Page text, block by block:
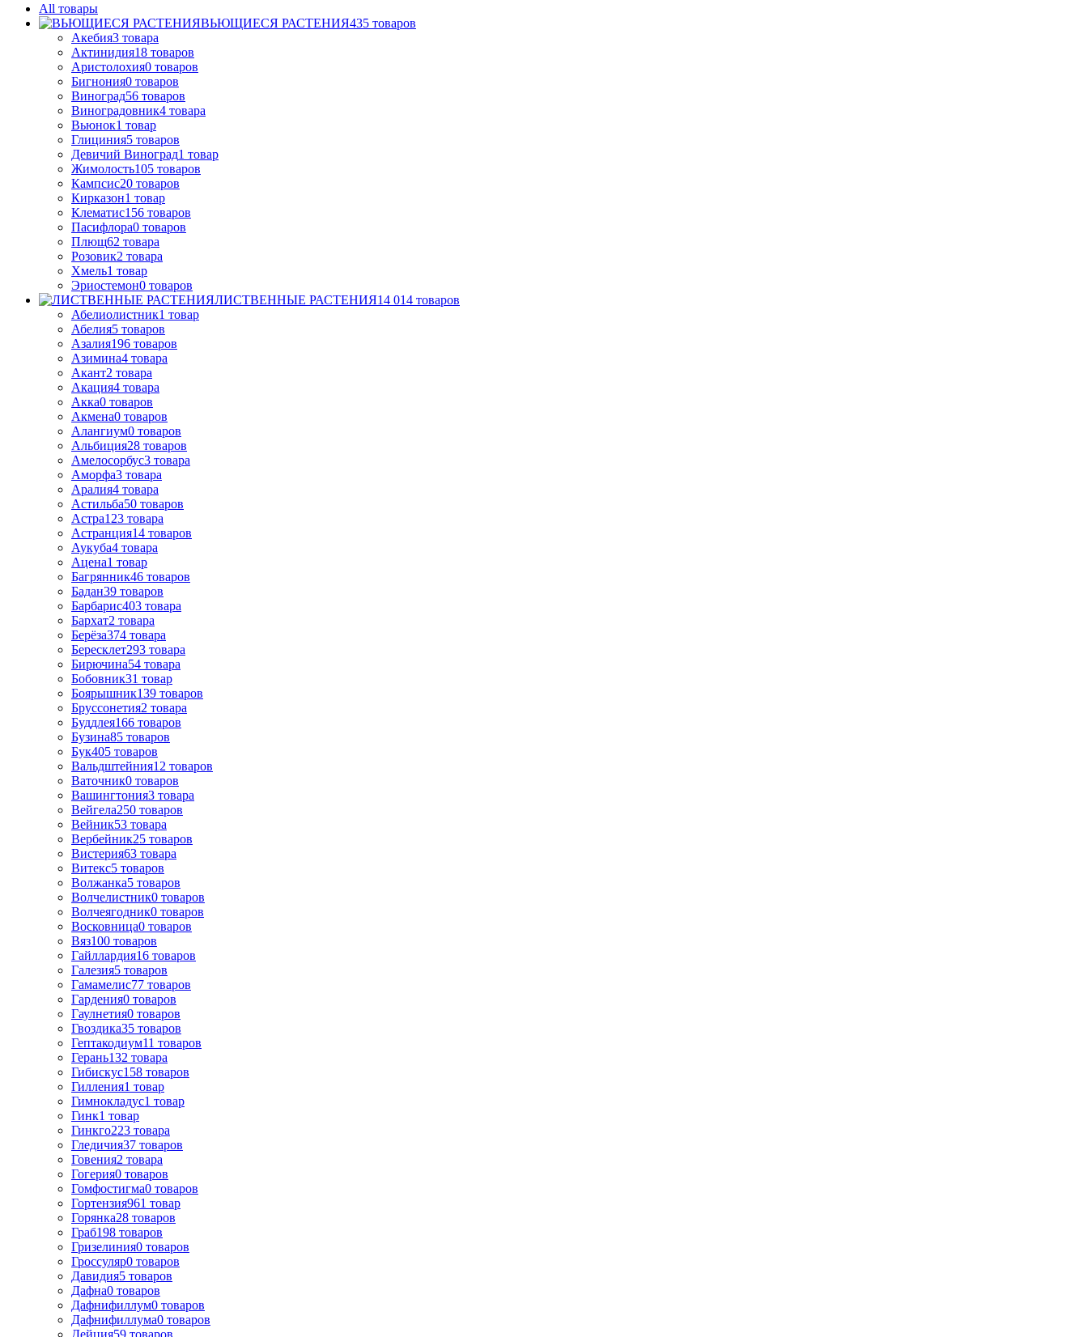
All товары
ВЬЮЩИЕСЯ РАСТЕНИЯ435 товаров
Акебия3 товара
Актинидия18 товаров
Аристолохия0 товаров
Бигнония0 товаров
Виноград56 товаров
Виноградовник4 товара
Вьюнок1 товар
Глициния5 товаров
Девичий Виноград1 товар
Жимолость105 товаров
Кампсис20 товаров
Кирказон1 товар
Клематис156 товаров
Пасифлора0 товаров
Плющ62 товара
Розовик2 товара
Хмель1 товар
Эриостемон0 товаров
ЛИСТВЕННЫЕ РАСТЕНИЯ14 014 товаров
Абелиолистник1 товар
Абелия5 товаров
Азалия196 товаров
Азимина4 товара
Акант2 товара
Акация4 товара
Акка0 товаров
Акмена0 товаров
Алангиум0 товаров
Альбиция28 товаров
Амелосорбус3 товара
Аморфа3 товара
Аралия4 товара
Астильба50 товаров
Астра123 товара
Астранция14 товаров
Аукуба4 товара
Ацена1 товар
Багрянник46 товаров
Бадан39 товаров
Барбарис403 товара
Бархат2 товара
Берёза374 товара
Бересклет293 товара
Бирючина54 товара
Бобовник31 товар
Боярышник139 товаров
Бруссонетия2 товара
Буддлея166 товаров
Бузина85 товаров
Бук405 товаров
Вальдштейния12 товаров
Ваточник0 товаров
Вашингтония3 товара
Вейгела250 товаров
Вейник53 товара
Вербейник25 товаров
Вистерия63 товара
Витекс5 товаров
Волжанка5 товаров
Волчелистник0 товаров
Волчеягодник0 товаров
Восковница0 товаров
Вяз100 товаров
Гайллардия16 товаров
Галезия5 товаров
Гамамелис77 товаров
Гардения0 товаров
Гаулнетия0 товаров
Гвоздика35 товаров
Гептакодиум11 товаров
Герань132 товара
Гибискус158 товаров
Гилления1 товар
Гимнокладус1 товар
Гинк1 товар
Гинкго223 товара
Гледичия37 товаров
Говения2 товара
Гогерия0 товаров
Гомфостигма0 товаров
Гортензия961 товар
Горянка28 товаров
Граб198 товаров
Гризелиния0 товаров
Гроссуляр0 товаров
Давидия5 товаров
Дафна0 товаров
Дафнифиллум0 товаров
Дафнифиллума0 товаров
Дейция59 товаров